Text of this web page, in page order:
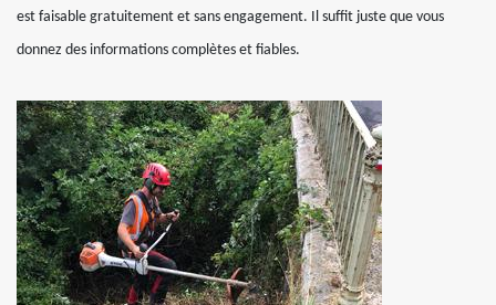
est faisable gratuitement et sans engagement. Il suffit juste que vous
donnez des informations complètes et fiables.